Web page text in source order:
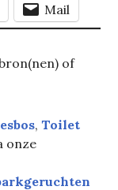
Mail
of
, Toilet
onze